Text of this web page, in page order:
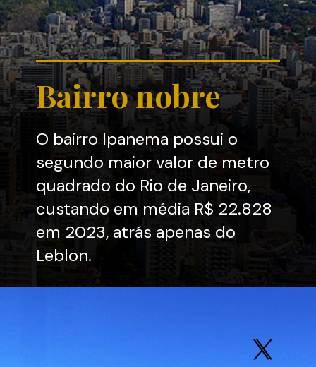
O bairro Ipanema possui o
segundo maior valor de metro
quadrado do Rio de Janeiro,
custando em média R$ 22.828
em 2023, atrás apenas do
Leblon.
Bairro nobre